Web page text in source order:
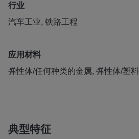
行业
汽车工业, 铁路工程
应用材料
弹性体/任何种类的金属, 弹性体/塑料
典型特征